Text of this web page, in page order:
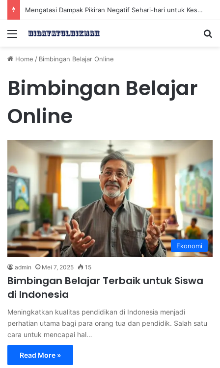
Mengatasi Dampak Pikiran Negatif Sehari-hari untuk Kesehatan Mental yang Lebih Baik
Menu
Home / Bimbingan Belajar Online
Bimbingan Belajar
Online
Ekonomi
admin Mei 7, 2025 15
Bimbingan Belajar Terbaik untuk Siswa
di Indonesia
Meningkatkan kualitas pendidikan di Indonesia menjadi
perhatian utama bagi para orang tua dan pendidik. Salah satu
cara untuk mencapai hal…
Read More »